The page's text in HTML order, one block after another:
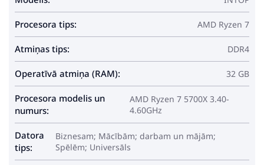
Procesora tips: AMD Ryzen 7
Atmiņas tips: DDR4
Operatīvā atmiņa (RAM): 32 GB
Procesora modelis un
numurs:
AMD Ryzen 7 5700X 3.40-
4.60GHz
Datora
tips:
Biznesam; Mācībām; darbam un mājām;
Spēlēm; Universāls